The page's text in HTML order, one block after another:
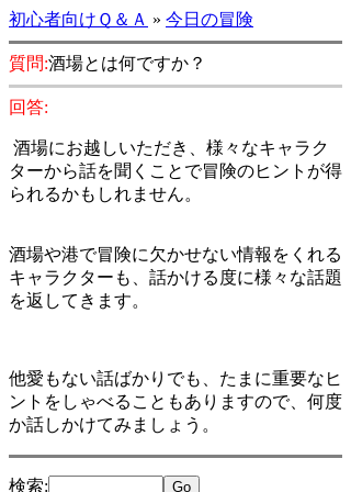
初心者向けＱ＆Ａ » 今日の冒険
質問:酒場とは何ですか？
回答:
酒場にお越しいただき、様々なキャラク
ターから話を聞くことで冒険のヒントが得
られるかもしれません。
酒場や港で冒険に欠かせない情報をくれる
キャラクターも、話かける度に様々な話題
を返してきます。
他愛もない話ばかりでも、たまに重要なヒ
ントをしゃべることもありますので、何度
か話しかけてみましょう。
検索: